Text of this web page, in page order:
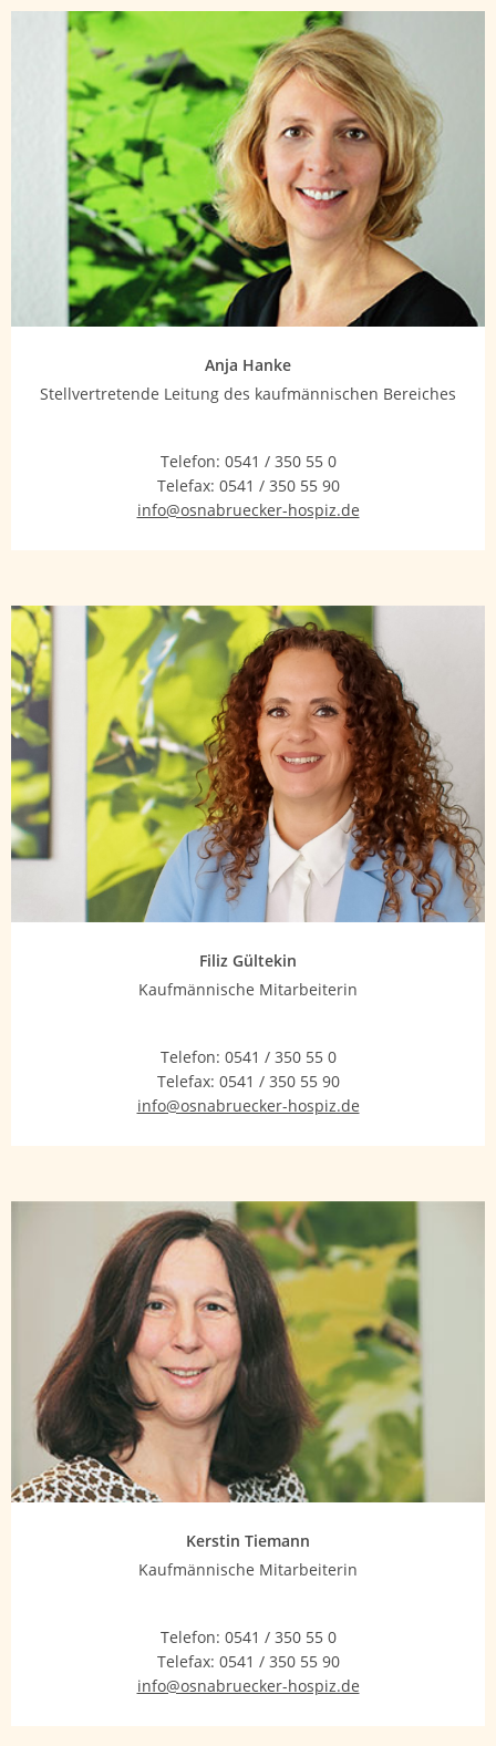
Anja Hanke
Stellvertretende Leitung des kaufmännischen Bereiches
Telefon: 0541 / 350 55 0
Telefax: 0541 / 350 55 90
info@osnabruecker-hospiz.de
Filiz Gültekin
Kaufmännische Mitarbeiterin
Telefon: 0541 / 350 55 0
Telefax: 0541 / 350 55 90
info@osnabruecker-hospiz.de
Kerstin Tiemann
Kaufmännische Mitarbeiterin
Telefon: 0541 / 350 55 0
Telefax: 0541 / 350 55 90
info@osnabruecker-hospiz.de